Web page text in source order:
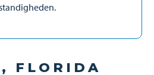
FLORIDA